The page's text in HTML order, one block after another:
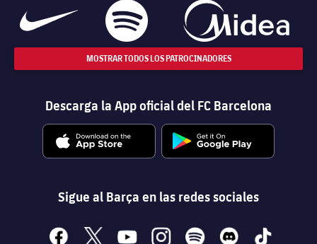
MOSTRAR TODOS LOS PATROCINADORES
Descarga la App oficial del FC Barcelona
Sigue al Barça en las redes sociales
facebook
x youtubeinstagramspotify discord tiktok